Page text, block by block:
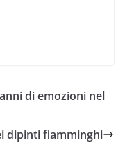
di emozioni nel
dipinti fiamminghi